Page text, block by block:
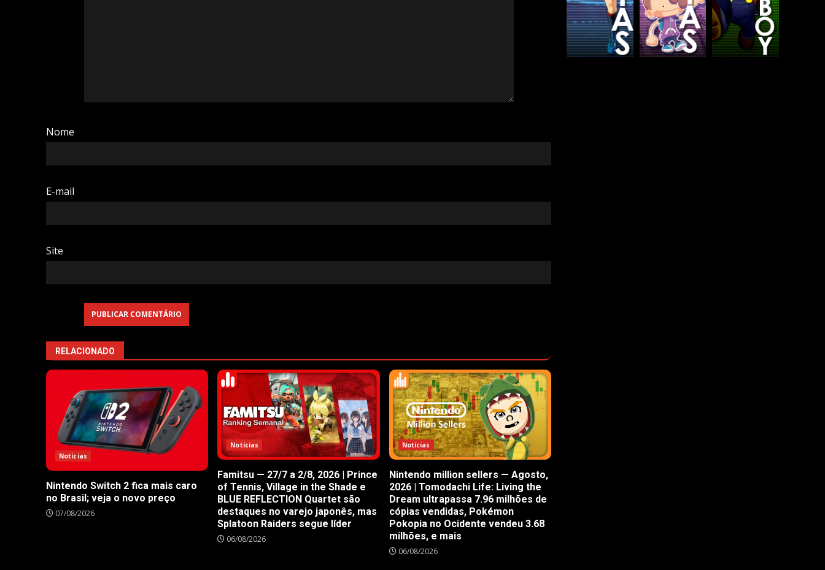
Nome
E-mail
Site
RELACIONADO
Notícias
Nintendo Switch 2 fica mais caro
no Brasil; veja o novo preço
07/08/2026
Notícias
Famitsu — 27/7 a 2/8, 2026 | Prince
of Tennis, Village in the Shade e
BLUE REFLECTION Quartet são
destaques no varejo japonês, mas
Splatoon Raiders segue líder
06/08/2026
Notícias
Nintendo million sellers — Agosto,
2026 | Tomodachi Life: Living the
Dream ultrapassa 7.96 milhões de
cópias vendidas, Pokémon
Pokopia no Ocidente vendeu 3.68
milhões, e mais
06/08/2026